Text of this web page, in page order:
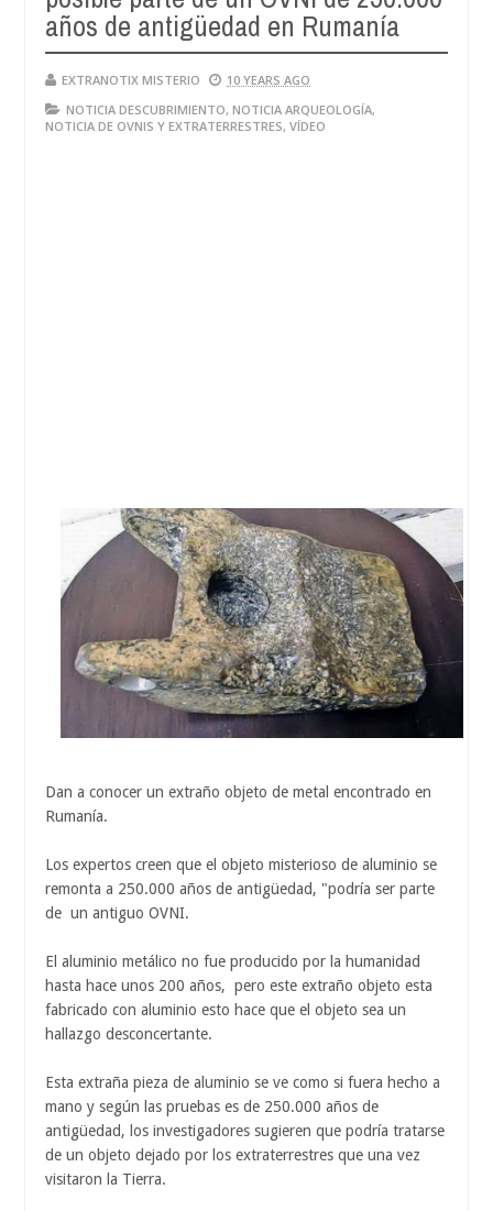
años de antigüedad en Rumanía
EXTRANOTIX MISTERIO
10 YEARS AGO
NOTICIA DESCUBRIMIENTO, NOTICIA ARQUEOLOGÍA,
NOTICIA DE OVNIS Y EXTRATERRESTRES, VÍDEO
Dan a conocer un extraño objeto de metal encontrado en
Rumanía.
Los expertos creen que el objeto misterioso de aluminio se
remonta a 250.000 años de antigüedad, "podría ser parte
de un antiguo OVNI.
El aluminio metálico no fue producido por la humanidad
hasta hace unos 200 años, pero este extraño objeto esta
fabricado con aluminio esto hace que el objeto sea un
hallazgo desconcertante.
Esta extraña pieza de aluminio se ve como si fuera hecho a
mano y según las pruebas es de 250.000 años de
antigüedad, los investigadores sugieren que podría tratarse
de un objeto dejado por los extraterrestres que una vez
visitaron la Tierra.